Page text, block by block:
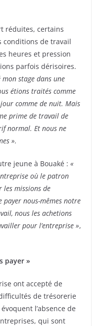
réduites, certains
conditions de travail
heures et pression
parfois dérisoires.
mon stage dans une
étions traités comme
comme de nuit. Mais
prime de travail de
normal. Et nous ne
».
jeune à Bouaké : «
où le patron
missions de
payer nous-mêmes notre
nous les achetions
pour l’entreprise »,
payer »
ont accepté de
de trésorerie
l’absence de
qui sont